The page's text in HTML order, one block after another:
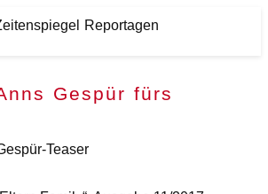
Gespür fürs